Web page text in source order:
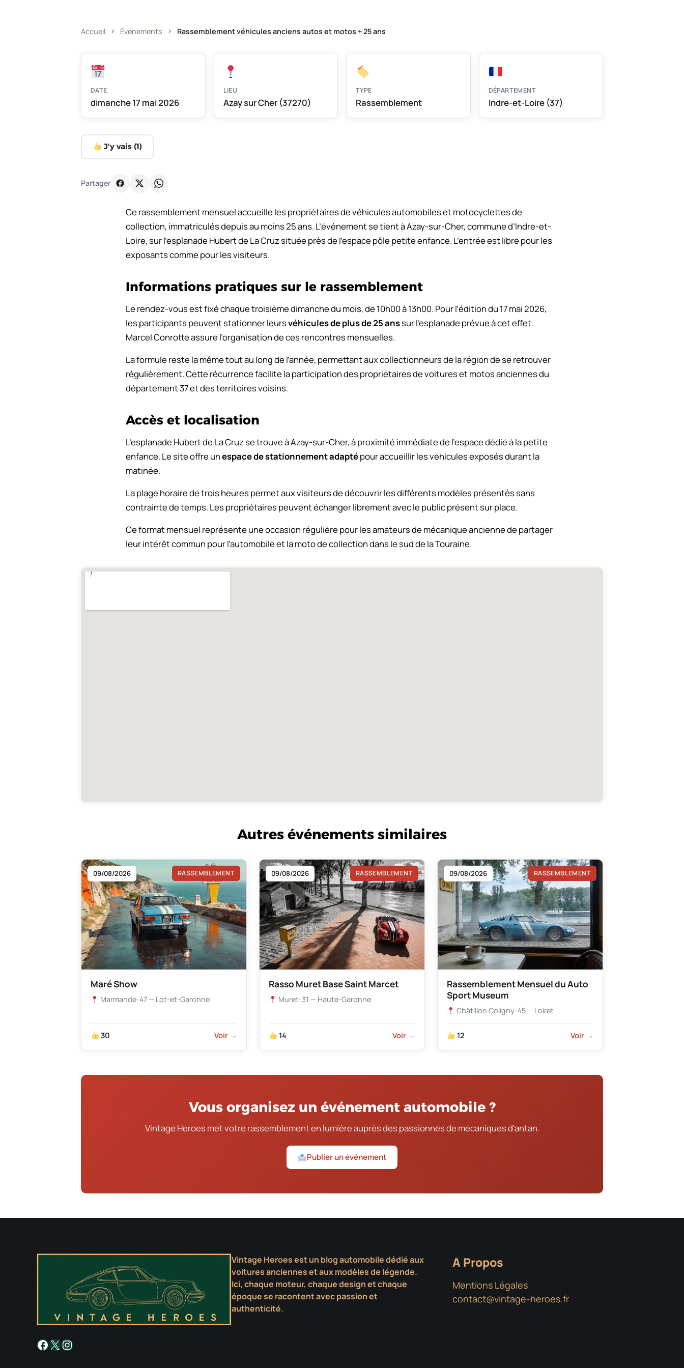
Accueil Événements Rassemblement véhicules anciens autos et motos + 25 ans
DATE
dimanche 17 mai 2026
LIEU
Azay sur Cher (37270)
TYPE
Rassemblement
DÉPARTEMENT
Indre-et-Loire (37)
J'y vais (1)
Partager
Ce rassemblement mensuel accueille les propriétaires de véhicules automobiles et motocyclettes de
collection, immatriculés depuis au moins 25 ans. L’événement se tient à Azay-sur-Cher, commune d’Indre-et-
Loire, sur l’esplanade Hubert de La Cruz située près de l’espace pôle petite enfance. L’entrée est libre pour les
exposants comme pour les visiteurs.
Informations pratiques sur le rassemblement
Le rendez-vous est fixé chaque troisième dimanche du mois, de 10h00 à 13h00. Pour l’édition du 17 mai 2026,
les participants peuvent stationner leursvéhicules de plus de 25 anssur l’esplanade prévue à cet effet.
Marcel Conrotte assure l’organisation de ces rencontres mensuelles.
La formule reste la même tout au long de l’année, permettant aux collectionneurs de la région de se retrouver
régulièrement. Cette récurrence facilite la participation des propriétaires de voitures et motos anciennes du
département 37 et des territoires voisins.
Accès et localisation
L’esplanade Hubert de La Cruz se trouve à Azay-sur-Cher, à proximité immédiate de l’espace dédié à la petite
enfance. Le site offre unespace de stationnement adaptépour accueillir les véhicules exposés durant la
matinée.
La plage horaire de trois heures permet aux visiteurs de découvrir les différents modèles présentés sans
contrainte de temps. Les propriétaires peuvent échanger librement avec le public présent sur place.
Ce format mensuel représente une occasion régulière pour les amateurs de mécanique ancienne de partager
leur intérêt commun pour l’automobile et la moto de collection dans le sud de la Touraine.
Autres événements similaires
09/08/2026 RASSEMBLEMENT
Maré Show
Marmande· 47 — Lot-et-Garonne
30 Voir →
09/08/2026 RASSEMBLEMENT
Rasso Muret Base Saint Marcet
Muret· 31 — Haute-Garonne
14 Voir →
09/08/2026 RASSEMBLEMENT
Rassemblement Mensuel du Auto
Sport Museum
Châtillon Coligny· 45 — Loiret
12 Voir →
Vous organisez un événement automobile ?
Vintage Heroes met votre rassemblement en lumière auprès des passionnés de mécaniques d'antan.
Publier un événement
Facebook
X Instagram
Vintage Heroes est un blog automobile dédié aux
voitures anciennes et aux modèles de légende.
Ici, chaque moteur, chaque design et chaque
époque se racontent avec passion et
authenticité.
A Propos
Mentions Légales
contact@vintage-heroes.fr